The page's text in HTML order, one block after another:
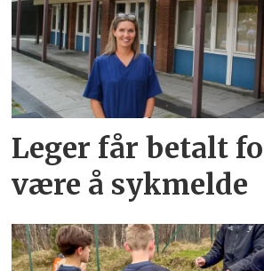
Leger får betalt
være å sykmelde